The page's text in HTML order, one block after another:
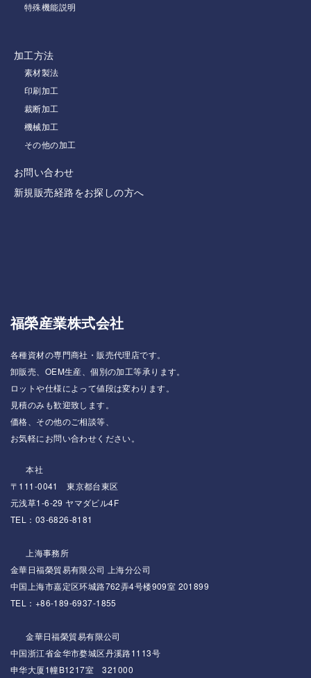
特殊機能説明
加工方法
素材製法
印刷加工
裁断加工
機械加工
その他の加工
お問い合わせ
新規販売経路をお探しの方へ
福榮産業株式会社
各種資材の専門商社・販売代理店です。
卸販売、OEM生産、個別の加工等承ります。
ロットや仕様によって値段は変わります。
見積のみも歓迎致します。
価格、その他のご相談等、
お気軽にお問い合わせください。
本社
〒111-0041 東京都台東区
元浅草1-6-29 ヤマダビル4F
TEL：03-6826-8181
上海事務所
金華日福榮貿易有限公司 上海分公司
中国上海市嘉定区环城路762弄4号楼909室 201899
TEL：+86-189-6937-1855
金華日福榮貿易有限公司
中国浙江省金华市婺城区丹溪路1113号
申华大厦1幢B1217室 321000